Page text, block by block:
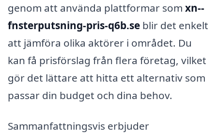
genom att använda plattformar som xn--
fnsterputsning-pris-q6b.se blir det enkelt
att jämföra olika aktörer i området. Du
kan få prisförslag från flera företag, vilket
gör det lättare att hitta ett alternativ som
passar din budget och dina behov.
Sammanfattningsvis erbjuder